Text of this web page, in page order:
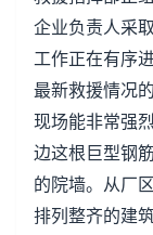
企业负责人采
工作正在有序
最新救援情况
现场能非常强
边这根巨型钢
的院墙。从厂
排列整齐的建